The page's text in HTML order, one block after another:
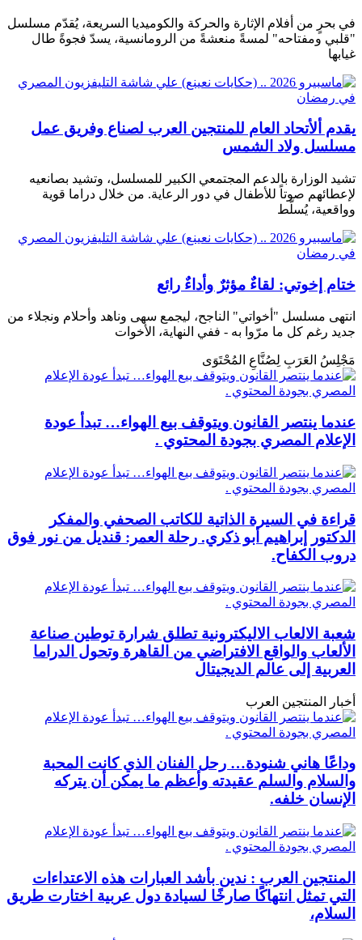
في بحرٍ من أفلام الإثارة والحركة والكوميديا ​​السريعة، يُقدّم مسلسل
"قلبي ومفتاحه" لمسةً منعشةً من الرومانسية، يسدّ فجوةً طال
غيابها
يقدم ألأتحاد العام للمنتجين العرب لصناع وفريق عمل
مسلسل ولاد الشمس
تشيد الوزارة بالدعم المجتمعي الكبير للمسلسل، وتشيد بصانعيه
لإعطائهم صوتاً للأطفال في دور الرعاية. من خلال دراما قوية
وواقعية، يُسلّط
ختام إخوتي: لقاءٌ مؤثرٌ وأداءٌ رائع
انتهى مسلسل "أخواتي" الناجح، ليجمع سهى وناهد وأحلام ونجلاء من
جديد رغم كل ما مرّوا به - ففي النهاية، الأخوات
مَجْلِسُ العَرَبِ لِصُنَّاعِ المُحْتَوَى
عندما ينتصر القانون ويتوقف بيع الهواء… تبدأ عودة
الإعلام المصري بجودة المحتوي .
قراءة في السيرة الذاتية للكاتب الصحفي والمفكر
الدكتور إبراهيم أبو ذكري. رحلة العمر: قنديل من نور فوق
دروب الكفاح.
شعبة الالعاب الاليكترونية تطلق شرارة توطين صناعة
الألعاب والواقع الافتراضي من القاهرة وتحول الدراما
العربية إلى عالم الديجيتال
أخبار المنتجين العرب
وداعًا هاني شنودة… رحل الفنان الذي كانت المحبة
والسلام والسلم عقيدته وأعظم ما يمكن أن يتركه
الإنسان خلفه.
المنتجين العرب : ندين بأشد العبارات هذه الاعتداءات
التي تمثل انتهاكًا صارخًا لسيادة دول عربية اختارت طريق
السلام،